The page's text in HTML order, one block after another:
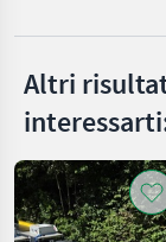
Altri